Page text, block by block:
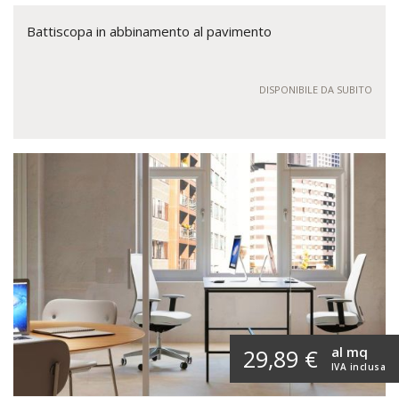
Battiscopa in abbinamento al pavimento
DISPONIBILE DA SUBITO
29,89 € IVA inclusa
al mq